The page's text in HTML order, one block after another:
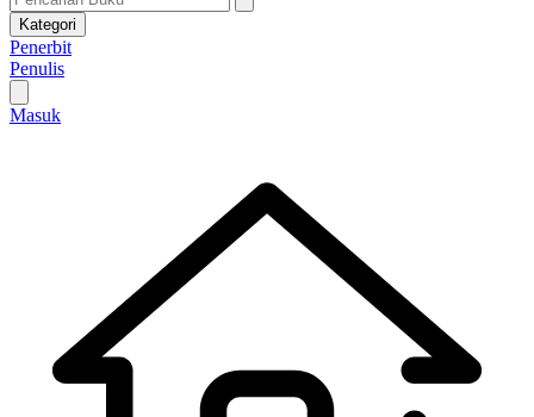
Kategori
Penerbit
Penulis
Masuk